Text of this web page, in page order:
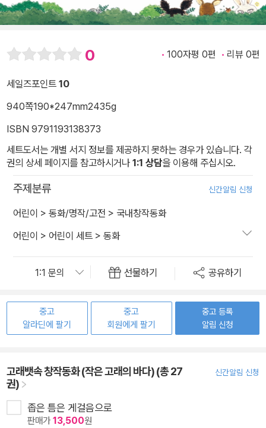
0 100자평 0편 리뷰 0편
세일즈포인트 10
940쪽190*247mm2435g
ISBN 9791193138373
세트도서는 개별 서지 정보를 제공하지 못하는 경우가 있습니다. 각
권의 상세 페이지를 참고하시거나 1:1 상담을 이용해 주십시오.
주제분류 신간알림 신청
어린이 > 동화/명작/고전 > 국내창작동화
어린이 > 어린이 세트 > 동화
선물하기 공유하기
중고
알라딘에 팔기
중고
회원에게 팔기
중고 등록
알림 신청
고래뱃속 창작동화 (작은 고래의 바다) (총 27
권)
신간알림 신청
좁은 틈은 게걸음으로
판매가13,500원